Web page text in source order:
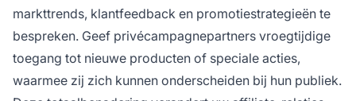
markttrends, klantfeedback en promotiestrategieën te
bespreken. Geef privécampagnepartners vroegtijdige
toegang tot nieuwe producten of speciale acties,
waarmee zij zich kunnen onderscheiden bij hun publiek.